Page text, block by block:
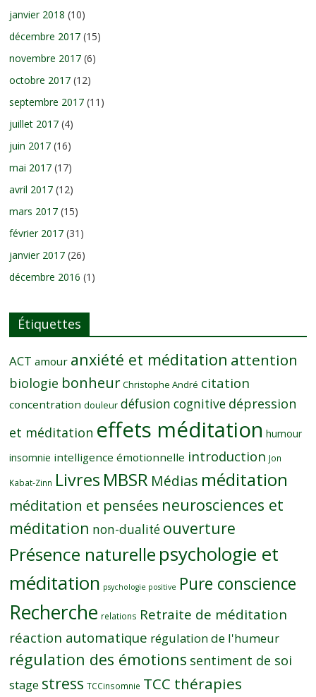
janvier 2018 (10)
décembre 2017 (15)
novembre 2017 (6)
octobre 2017 (12)
septembre 2017 (11)
juillet 2017 (4)
juin 2017 (16)
mai 2017 (17)
avril 2017 (12)
mars 2017 (15)
février 2017 (31)
janvier 2017 (26)
décembre 2016 (1)
Étiquettes
ACT amour anxiété et méditation attention
biologie bonheur Christophe André citation
concentration douleur défusion cognitive dépression
et méditation effets méditation humour
insomnie intelligence émotionnelle introduction Jon
Kabat-Zinn Livres MBSR Médias méditation
méditation et pensées neurosciences et
méditation non-dualité ouverture
Présence naturelle psychologie et
méditation psychologie positive Pure conscience
Recherche relations Retraite de méditation
réaction automatique régulation de l'humeur
régulation des émotions sentiment de soi
stage stress TCCinsomnie TCC thérapies